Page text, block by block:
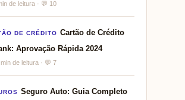
de leitura · 💬 10
DE CRÉDITO Cartão de Crédito
Aprovação Rápida 2024
de leitura · 💬 7
Seguro Auto: Guia Completo